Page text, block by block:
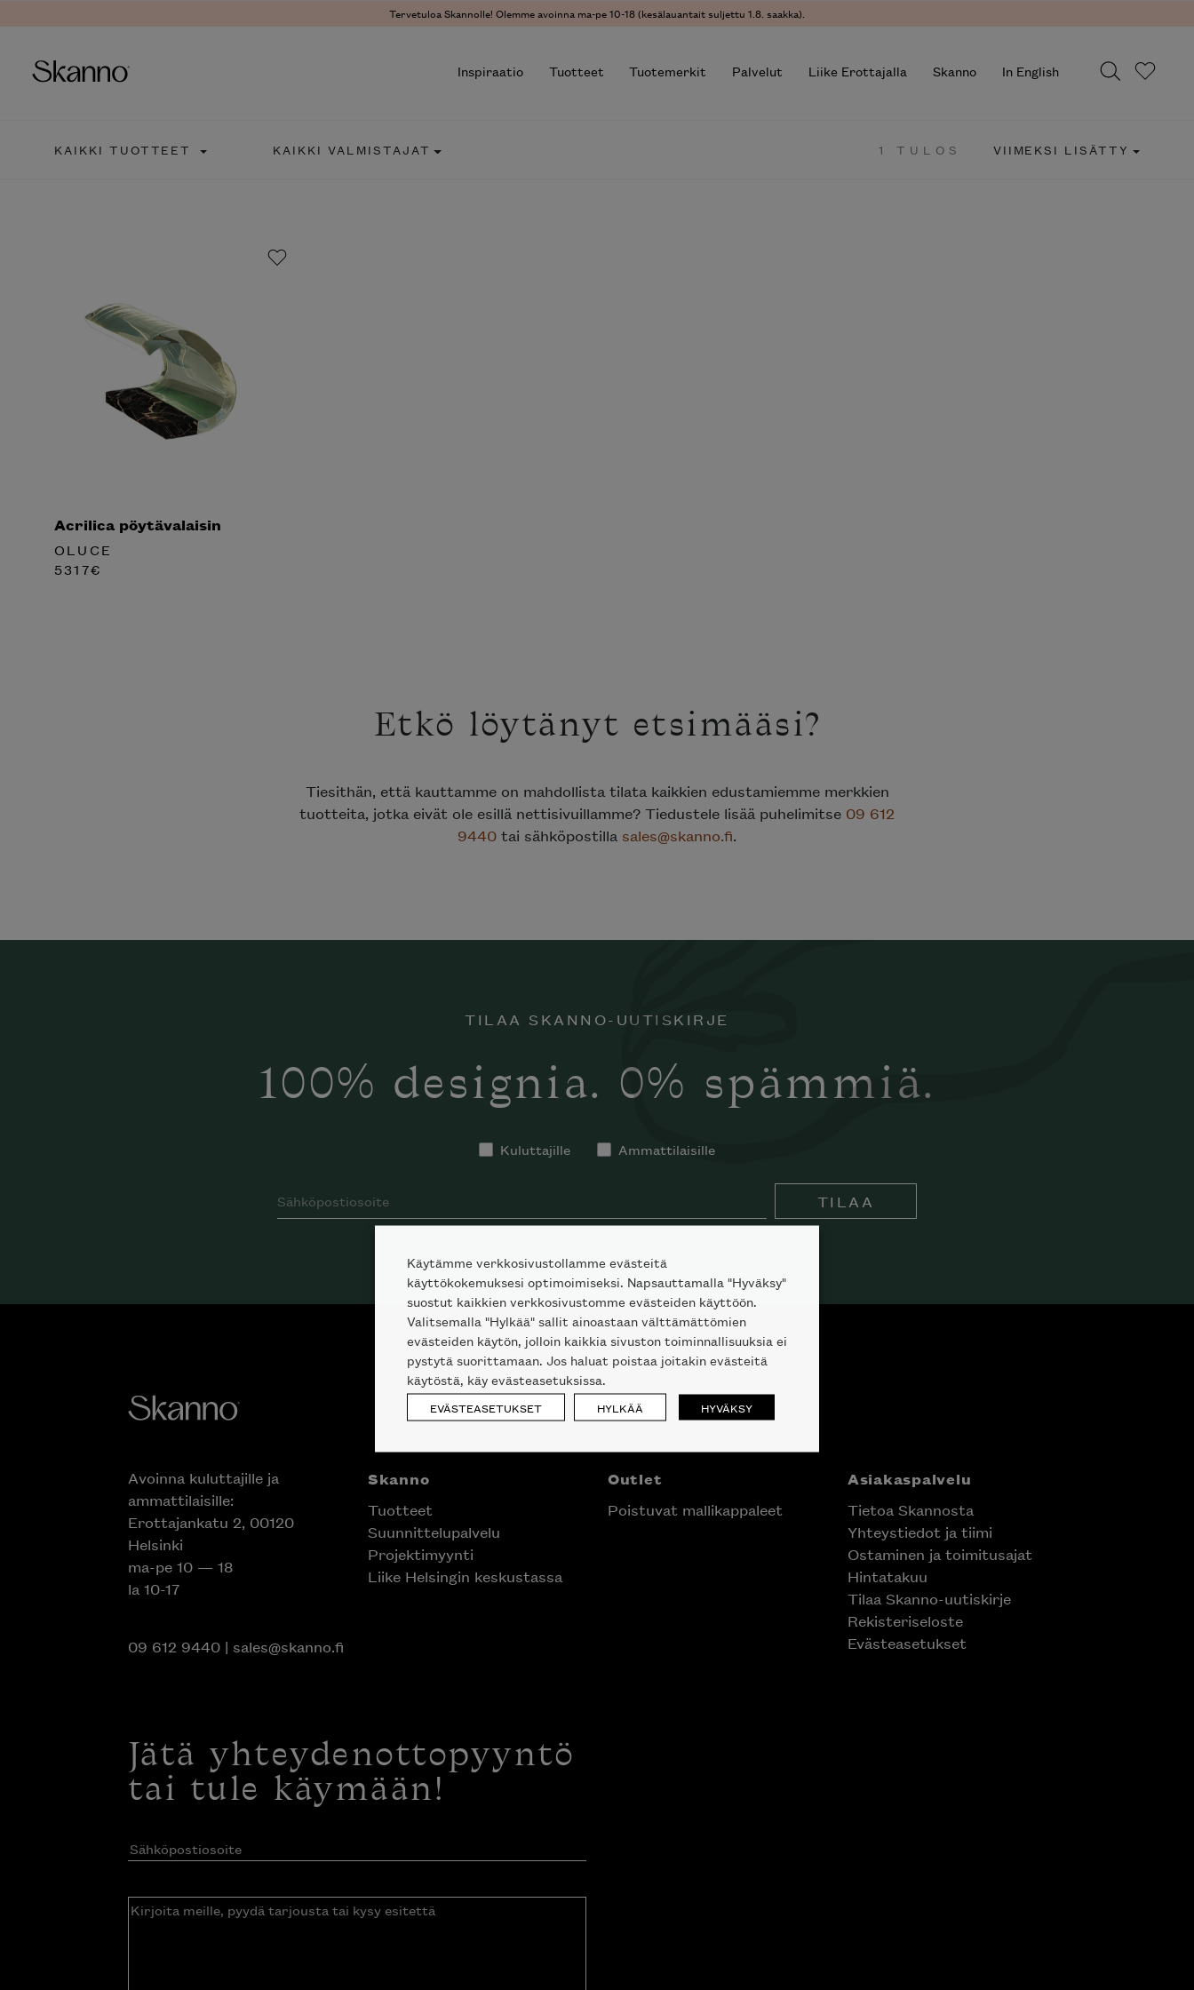
Tervetuloa Skannolle! Olemme avoinna ma-pe 10-18 (kesälauantait suljettu 1.8. saakka).
Inspiraatio Tuotteet Tuotemerkit Palvelut Liike Erottajalla Skanno In English
KAIKKI TUOTTEET KAIKKI VALMISTAJAT 1 TULOS VIIMEKSI LISÄTTY
Acrilica pöytävalaisin
OLUCE
5317€
Etkö löytänyt etsimääsi?
Tiesithän, että kauttamme on mahdollista tilata kaikkien edustamiemme merkkien
tuotteita, jotka eivät ole esillä nettisivuillamme? Tiedustele lisää puhelimitse 09 612
9440 tai sähköpostilla sales@skanno.fi.
TILAA SKANNO-UUTISKIRJE
100% designia. 0% spämmiä.
Kuluttajille Ammattilaisille
TILAA
Avoinna kuluttajille ja
ammattilaisille:
Erottajankatu 2, 00120
Helsinki
ma-pe 10 — 18
la 10-17
09 612 9440| sales@skanno.fi
Skanno
Tuotteet
Suunnittelupalvelu
Projektimyynti
Liike Helsingin keskustassa
Outlet
Poistuvat mallikappaleet
Asiakaspalvelu
Tietoa Skannosta
Yhteystiedot ja tiimi
Ostaminen ja toimitusajat
Hintatakuu
Tilaa Skanno-uutiskirje
Rekisteriseloste
Evästeasetukset
Jätä yhteydenottopyyntö
tai tule käymään!
Sähköpostiosoite(Pakollinen)
Kirjoita
Käytämme verkkosivustollamme evästeitä
käyttökokemuksesi optimoimiseksi. Napsauttamalla "Hyväksy"
suostut kaikkien verkkosivustomme evästeiden käyttöön.
Valitsemalla "Hylkää" sallit ainoastaan välttämättömien
evästeiden käytön, jolloin kaikkia sivuston toiminnallisuuksia ei
pystytä suorittamaan. Jos haluat poistaa joitakin evästeitä
käytöstä, käy evästeasetuksissa.
EVÄSTEASETUKSET HYLKÄÄ HYVÄKSY